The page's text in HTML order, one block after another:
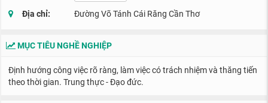
Địa chỉ: Đường Võ Tánh Cái Răng Cần Thơ
MỤC TIÊU NGHỀ NGHIỆP
Định hướng công việc rõ ràng, làm việc có trách nhiệm và thăng tiến
theo thời gian. Trung thực - Đạo đức.